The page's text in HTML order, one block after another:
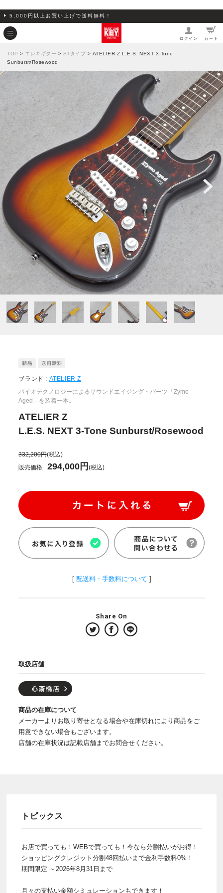
5,000円以上お買い上げで送料無料！
ログイン カート
TOP > エレキギター > STタイプ > ATELIER Z L.E.S. NEXT 3-Tone
Sunburst/Rosewood
ブランド : ATELIER Z
バイオテクノロジーによるサウンドエイジング・パーツ「Zymo
Aged」を装着一本。
ATELIER Z
L.E.S. NEXT 3-Tone Sunburst/Rosewood
332,200円(税込)
販売価格
294,000円(税込)
[ 配送料・手数料について ]
Share On
取扱店舗
商品の在庫について
メーカーよりお取り寄せとなる場合や在庫切れにより商品をご
用意できない場合もございます。
店舗の在庫状況は記載店舗までお問合せください。
トピックス
お店で買っても！WEBで買っても！今なら分割払いがお得！
ショッピングクレジット分割48回払いまで金利手数料0%！
期間限定 ～2026年8月31日まで
月々の支払い金額シミュレーションもできます！